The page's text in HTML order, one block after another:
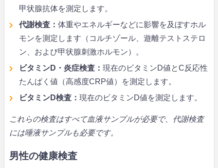
甲状腺抗体を測定します。
代謝検査： 体重やエネルギーなどに影響を及ぼすホル
モンを測定します（コルチゾール、遊離テストステロ
ン、および甲状腺刺激ホルモン）。
ビタミンD・炎症検査： 現在のビタミンD値とC反応性
たんぱく値（高感度CRP値）を測定します。
ビタミンD検査： 現在のビタミンD値を測定します。
これらの検査はすべて血液サンプルが必要で、代謝検査
には唾液サンプルも必要です。
男性の健康検査